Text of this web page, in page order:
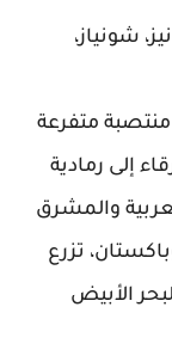
شونياز،
لها ساق منتصبة متفرعة
إلى رمادية
والمشرق
تزرع
الأبيض